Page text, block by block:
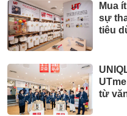
Mua
sự
tiêu
từ